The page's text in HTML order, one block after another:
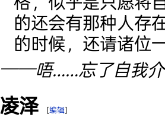
的还会有那种人存
的时候，还请诸位
──唔……忘了自我介
凌泽 [编辑]